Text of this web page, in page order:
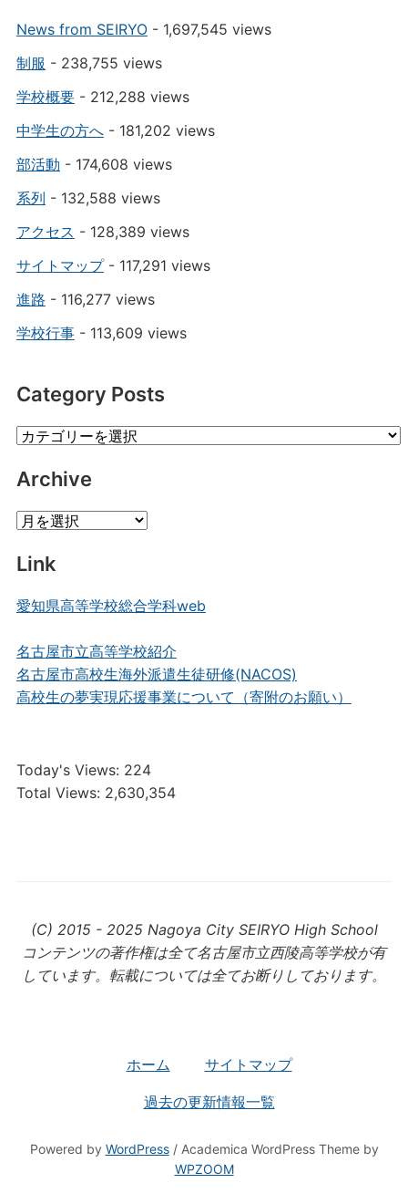
News from SEIRYO- 1,697,545 views
制服 - 238,755 views
学校概要- 212,288 views
中学生の方へ- 181,202 views
部活動 - 174,608 views
系列 - 132,588 views
アクセス - 128,389 views
サイトマップ- 117,291 views
進路 - 116,277 views
学校行事- 113,609 views
Category Posts
Category
Archive
Archive
Link
愛知県高等学校総合学科web
名古屋市立高等学校紹介
名古屋市高校生海外派遣生徒研修(NACOS)
高校生の夢実現応援事業について（寄附のお願い）
Today's Views: 224
Total Views: 2,630,354
(C) 2015 - 2025 Nagoya City SEIRYO High School
コンテンツの著作権は全て名古屋市立西陵高等学校が有
しています。転載については全てお断りしております。
ホーム サイトマップ
過去の更新情報一覧
Powered by WordPress/ Academica WordPress Theme by
WPZOOM